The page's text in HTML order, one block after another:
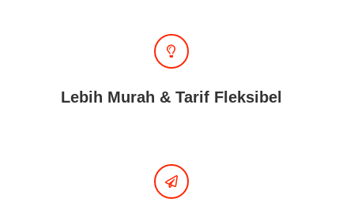
Lebih Murah & Tarif Fleksibel